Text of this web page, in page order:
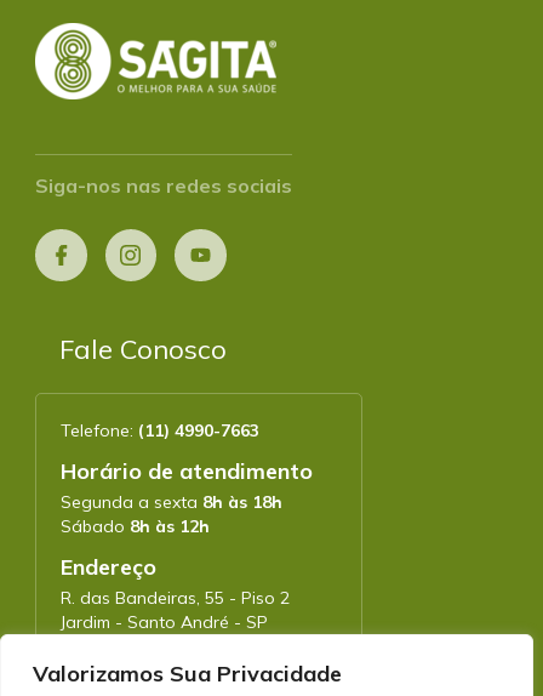
Valorizamos Sua Privacidade
Siga-nos nas redes sociais
Fale Conosco
Telefone: (11) 4990-7663
Horário de atendimento
Segunda a sexta 8h às 18h
Sábado 8h às 12h
Endereço
R. das Bandeiras, 55 - Piso 2
Jardim - Santo André - SP